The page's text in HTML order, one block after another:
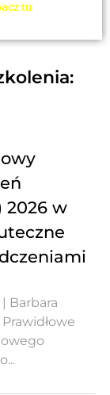
tu
2026 w
| Barbara